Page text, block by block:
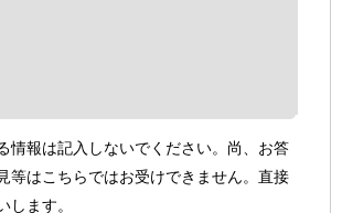
情報は記入しないでください。尚、お答
等はこちらではお受けできません。直接
します。